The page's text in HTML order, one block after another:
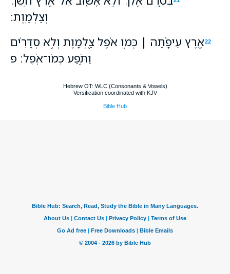
וְצַלְמָֽוֶת׃
22אֶ֤רֶץ עֵיפָ֨תָה ׀ כְּמֹ֥ו אֹ֗פֶל צַ֭לְמָוֶת וְלֹ֥א סְדָרִ֗ים
וַתֹּ֥פַע כְּמֹו־אֹֽפֶל׃ פ
Hebrew OT: WLC (Consonants & Vowels)
Versification coordinated with KJV
Bible Hub